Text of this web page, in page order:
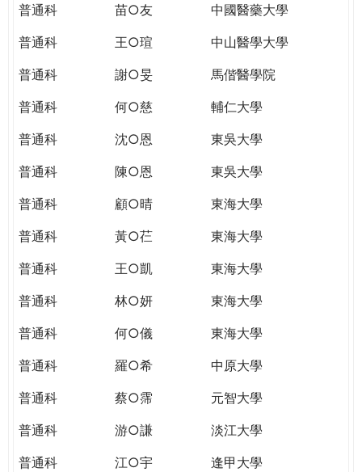
普通科
苗○友
中國醫藥大學
普通科
王○瑄
中山醫學大學
普通科
謝○旻
馬偕醫學院
普通科
何○慈
輔仁大學
普通科
沈○恩
東吳大學
普通科
陳○恩
東吳大學
普通科
顧○晴
東海大學
普通科
黃○芢
東海大學
普通科
王○凱
東海大學
普通科
林○妍
東海大學
普通科
何○儀
東海大學
普通科
羅○希
中原大學
普通科
蔡○霈
元智大學
普通科
游○謙
淡江大學
普通科
江○宇
逢甲大學